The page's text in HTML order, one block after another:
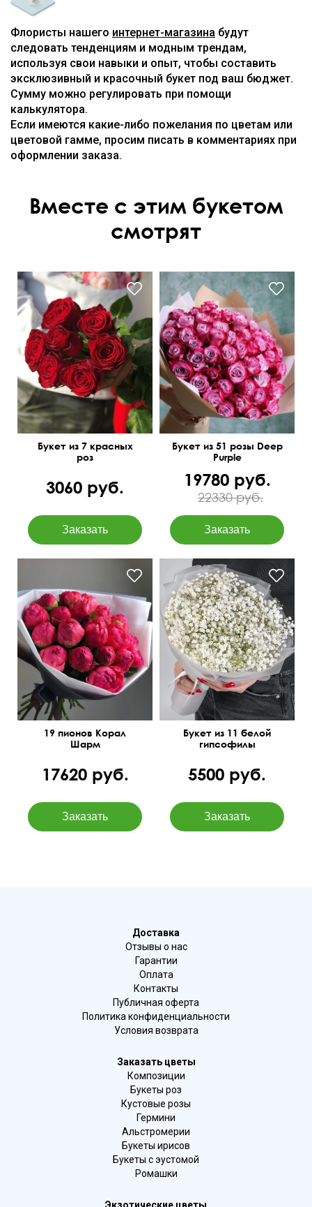
Флористы нашего интернет-магазина будут
следовать тенденциям и модным трендам,
используя свои навыки и опыт, чтобы составить
эксклюзивный и красочный букет под ваш бюджет.
Сумму можно регулировать при помощи
калькулятора.
Если имеются какие-либо пожелания по цветам или
цветовой гамме, просим писать в комментариях при
оформлении заказа.
Вместе с этим букетом
смотрят
Букет из 7 красных
роз
3060 руб.
Букет из 51 розы Deep
Purple
19780 руб.
22330 руб.
19 пионов Корал
Шарм
17620 руб.
Букет из 11 белой
гипсофилы
5500 руб.
Доставка
Отзывы о нас
Гарантии
Оплата
Контакты
Публичная оферта
Политика конфиденциальности
Условия возврата
Заказать цветы
Композиции
Букеты роз
Кустовые розы
Гермини
Альстромерии
Букеты ирисов
Букеты с эустомой
Ромашки
Экзотические цветы